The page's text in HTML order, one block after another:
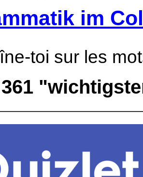
im
toi sur les